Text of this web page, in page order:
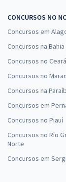
SEDF - Efetivo -
SEDF - Efetivo -
CONCURSOS NO
Concursos em
Concursos na Bahia
Concursos no Ceará
Concursos no
Concursos na
Concursos em
Concursos no Piauí
Concursos no Rio
Norte
Concursos em